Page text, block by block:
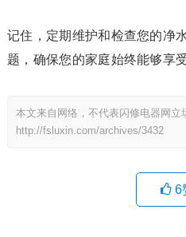
记住，定期维护和检查您的净
题，确保您的家庭始终能够享
本文来自网络，不代表闪修电器网立
http://fsluxin.com/archives/3432
6